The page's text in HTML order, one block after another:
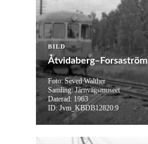
BILD
Åtvidaberg–Forsaström
Foto: Seved Walther
Samling: Järnvägsmuseet
Daterad: 1963
ID: Jvm_KBDB12820:9